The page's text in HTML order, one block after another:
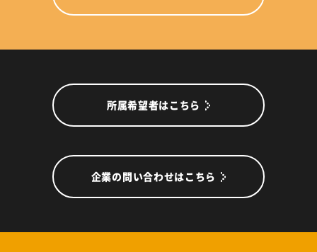
所属希望者はこちら
企業の問い合わせはこちら